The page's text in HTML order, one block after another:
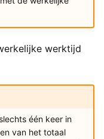
werktijd
één keer in
van het totaal